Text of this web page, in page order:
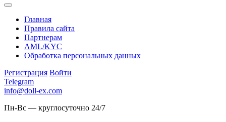
Главная
Правила сайта
Партнерам
AML/KYC
Обработка персональных данных
Регистрация Войти
Telegram
info@doll-ex.com
Пн-Вс — круглосуточно 24/7